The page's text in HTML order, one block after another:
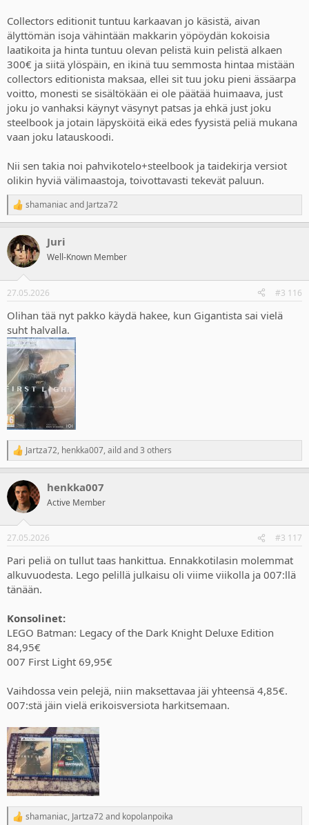
Collectors editionit tuntuu karkaavan jo käsistä, aivan
älyttömän isoja vähintään makkarin yöpöydän kokoisia
laatikoita ja hinta tuntuu olevan pelistä kuin pelistä alkaen
300€ ja siitä ylöspäin, en ikinä tuu semmosta hintaa mistään
collectors editionista maksaa, ellei sit tuu joku pieni ässäarpa
voitto, monesti se sisältökään ei ole päätää huimaava, just
joku jo vanhaksi käynyt väsynyt patsas ja ehkä just joku
steelbook ja jotain läpysköitä eikä edes fyysistä peliä mukana
vaan joku latauskoodi.
Nii sen takia noi pahvikotelo+steelbook ja taidekirja versiot
olikin hyviä välimaastoja, toivottavasti tekevät paluun.
R
e
c
t
i
s
shamaniacand Jartza72
Juri
Well-Known Member
27.05.2026 #3 116
Olihan tää nyt pakko käydä hakee, kun Gigantista sai vielä
suht halvalla.
R
e
c
t
i
n
s
Jartza72, henkka007, aildand 3 others
henkka007
Active Member
27.05.2026 #3 117
Pari peliä on tullut taas hankittua. Ennakkotilasin molemmat
alkuvuodesta. Lego pelillä julkaisu oli viime viikolla ja 007:llä
tänään.
Konsolinet:
LEGO Batman: Legacy of the Dark Knight Deluxe Edition
84,95€
007 First Light 69,95€
Vaihdossa vein pelejä, niin maksettavaa jäi yhteensä 4,85€.
007:stä jäin vielä erikoisversiota harkitsemaan.
R
shamaniac, Jartza72and kopolanpoika